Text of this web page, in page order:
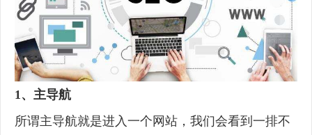
1、主导航
所谓主导航就是进入一个网站，我们会看到一排不